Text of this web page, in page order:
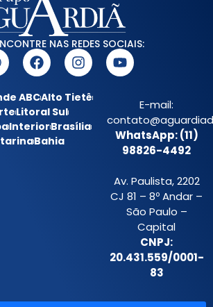
NAS REDES SOCIAIS:
ABCAlto Tietê
Litoral Sul
InteriorBrasília
Bahia
E-mail:
WhatsApp: (11)
98826-4492
Av. Paulista, 2202
CJ 81 – 8º Andar –
São Paulo –
Capital
CNPJ:
20.431.559/0001-
83